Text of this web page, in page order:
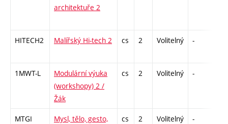
architektuře 2
HITECH2 Malířský Hi-tech 2 cs 2 Volitelný -
1MWT-L
Modulární výuka
(workshopy) 2 /
Žák
cs 2 Volitelný -
MTGI
Mysl, tělo, gesto,
cs 2 Volitelný -